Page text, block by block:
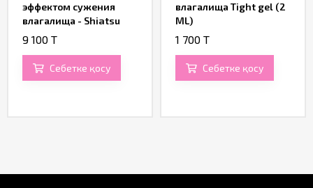
эффектом сужения
влагалища - Shiatsu
(50 ML)
9 100 T
Себетке қосу
влагалища Tight gel (2
ML)
1 700 T
Себетке қосу